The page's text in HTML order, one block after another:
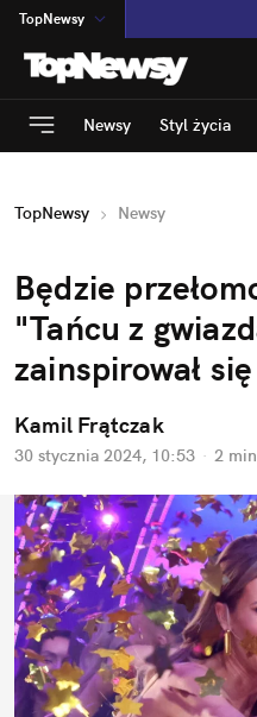
TopNewsy
na:Temat
INN:Poland
ASZ:dziennik
dad:HERO
Newsy Styl życia
TopNewsy Newsy
Będzie
"Tańcu z
zainspirował
Kamil Frątczak
30 stycznia 2024, 10:53 · 2